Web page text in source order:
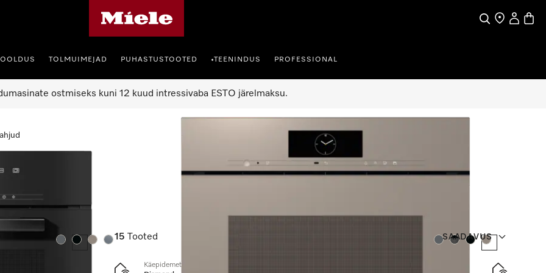
SearchFind a store
My
TOLMUIMEJAD PUHASTUSTOOTED •TEENINDUS PROFESSIONAL
ostmiseks kuni 12 kuud intressivaba ESTO järelmaksu.
15 Tooted SAADAVUS
Värv:Värv:Värv:Värv: Värv:Värv:Värv:Värv:
Käepidemeta auruküpsetusahi